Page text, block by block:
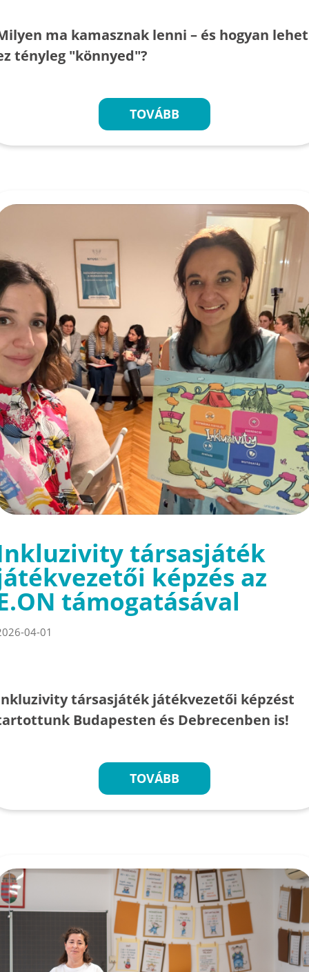
ma kamasznak lenni – és hogyan lehet
tényleg "könnyed"?
TOVÁBB
társasjáték
képzés az
támogatásával
04-01
társasjáték játékvezetői képzést
Budapesten és Debrecenben is!
TOVÁBB